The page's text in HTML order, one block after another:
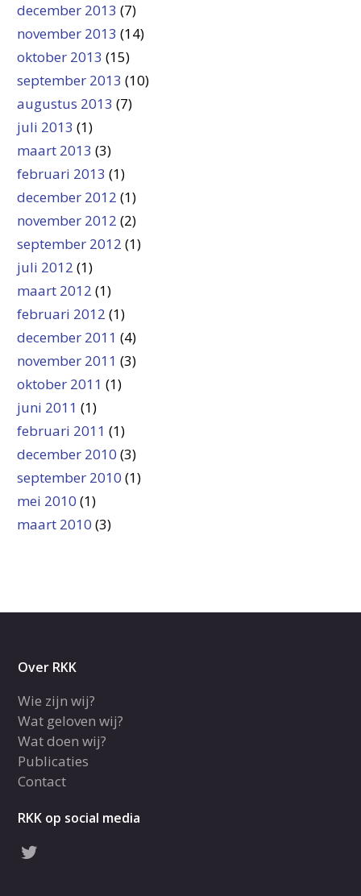
december 2013 (7)
november 2013 (14)
oktober 2013 (15)
september 2013 (10)
augustus 2013 (7)
juli 2013 (1)
maart 2013 (3)
februari 2013 (1)
december 2012 (1)
november 2012 (2)
september 2012 (1)
juli 2012 (1)
maart 2012 (1)
februari 2012 (1)
december 2011 (4)
november 2011 (3)
oktober 2011 (1)
juni 2011 (1)
februari 2011 (1)
december 2010 (3)
september 2010 (1)
mei 2010 (1)
maart 2010 (3)
Over RKK
Wie zijn wij?
Wat geloven wij?
Wat doen wij?
Publicaties
Contact
RKK op social media